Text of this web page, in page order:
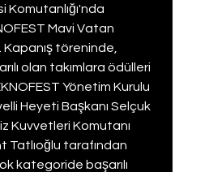
Komutanlığı'nda
Mavi Vatan
töreninde,
olan takımlara ödülleri
Yönetim Kurulu
Heyeti Başkanı Selçuk
Kuvvetleri Komutanı
Tatlıoğlu tarafından
kategoride başarılı